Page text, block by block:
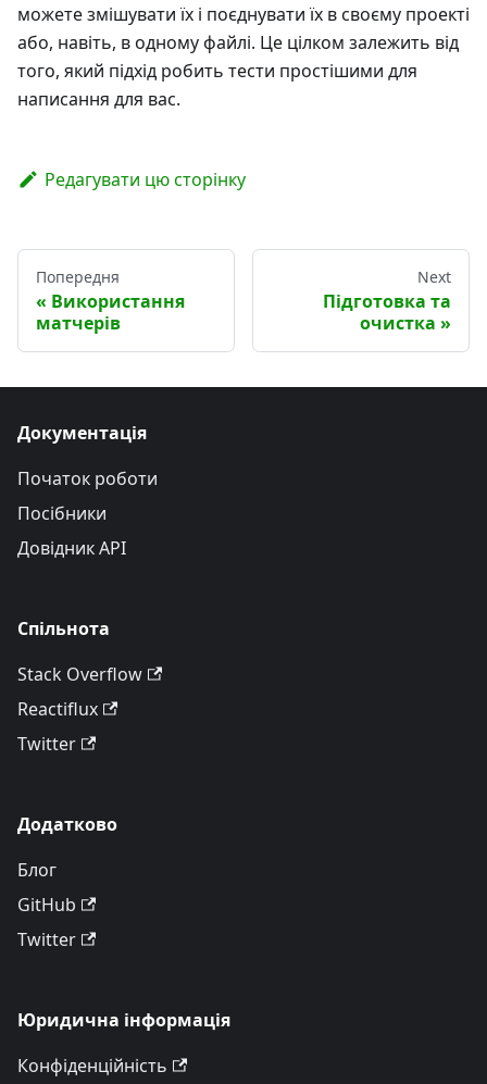
можете змішувати їх і поєднувати їх в своєму проекті
або, навіть, в одному файлі. Це цілком залежить від
того, який підхід робить тести простішими для
написання для вас.
Редагувати цю сторінку
Попередня
Використання
матчерів
Next
Підготовка та
очистка
Документація
Початок роботи
Посібники
Довідник API
Спільнота
Stack Overflow
Reactiflux
Twitter
Додатково
Блог
GitHub
Twitter
Юридична інформація
Конфіденційність